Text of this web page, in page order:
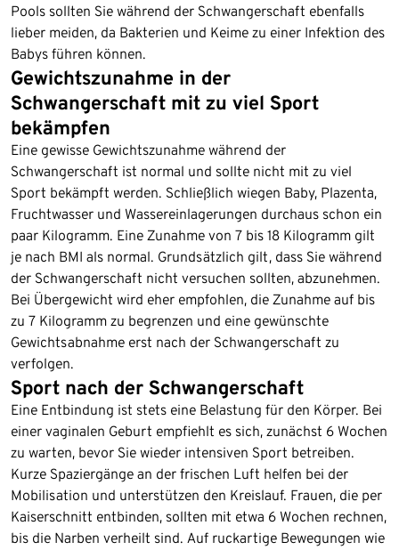
Pools sollten Sie während der Schwangerschaft ebenfalls
lieber meiden, da Bakterien und Keime zu einer Infektion des
Babys führen können.
Gewichtszunahme in der
Schwangerschaft mit zu viel Sport
bekämpfen
Eine gewisse Gewichtszunahme während der
Schwangerschaft ist normal und sollte nicht mit zu viel
Sport bekämpft werden. Schließlich wiegen Baby, Plazenta,
Fruchtwasser und Wassereinlagerungen durchaus schon ein
paar Kilogramm. Eine Zunahme von 7 bis 18 Kilogramm gilt
je nach BMI als normal. Grundsätzlich gilt, dass Sie während
der Schwangerschaft nicht versuchen sollten, abzunehmen.
Bei Übergewicht wird eher empfohlen, die Zunahme auf bis
zu 7 Kilogramm zu begrenzen und eine gewünschte
Gewichtsabnahme erst nach der Schwangerschaft zu
verfolgen.
Sport nach der Schwangerschaft
Eine Entbindung ist stets eine Belastung für den Körper. Bei
einer vaginalen Geburt empfiehlt es sich, zunächst 6 Wochen
zu warten, bevor Sie wieder intensiven Sport betreiben.
Kurze Spaziergänge an der frischen Luft helfen bei der
Mobilisation und unterstützen den Kreislauf. Frauen, die per
Kaiserschnitt entbinden, sollten mit etwa 6 Wochen rechnen,
bis die Narben verheilt sind. Auf ruckartige Bewegungen wie